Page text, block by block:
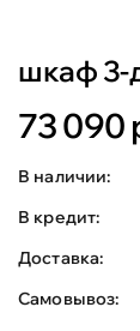
шкаф 3-
73 090
В наличии:
В кредит:
Доставка:
Самовывоз: